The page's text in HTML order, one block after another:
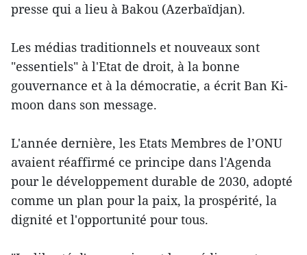
presse qui a lieu à Bakou (Azerbaïdjan).
Les médias traditionnels et nouveaux sont
"essentiels" à l'Etat de droit, à la bonne
gouvernance et à la démocratie, a écrit Ban Ki-
moon dans son message.
L'année dernière, les Etats Membres de l’ONU
avaient réaffirmé ce principe dans l'Agenda
pour le développement durable de 2030, adopté
comme un plan pour la paix, la prospérité, la
dignité et l'opportunité pour tous.